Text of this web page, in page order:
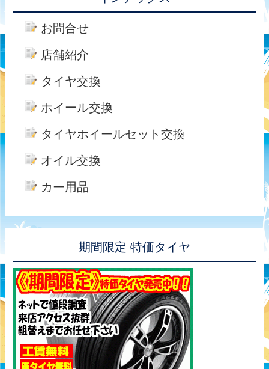
お問合せ
店舗紹介
タイヤ交換
ホイール交換
タイヤホイールセット交換
オイル交換
カー用品
期間限定 特価タイヤ